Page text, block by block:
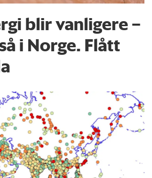
blir vanligere –
i Norge. Flått